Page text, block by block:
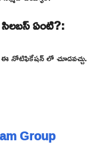
ఏంటి?:
ఈ నోటిఫికేషన్ లో చూడవచ్చు.
Group